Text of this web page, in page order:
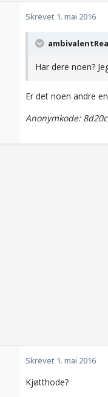
Skrevet 1. mai 2016
Har dere noen?
Er det noen andre
Anonymkode:
Skrevet 1. mai 2016
Kjøtthode?